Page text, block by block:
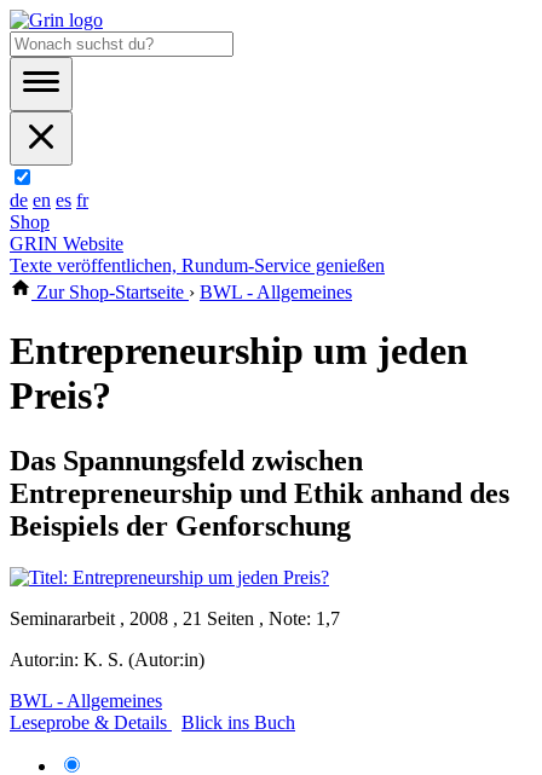
de en es fr
Shop
GRIN Website
Texte veröffentlichen, Rundum-Service genießen
Zur Shop-Startseite › BWL - Allgemeines
Entrepreneurship um jeden
Preis?
Das Spannungsfeld zwischen
Entrepreneurship und Ethik anhand des
Beispiels der Genforschung
Seminararbeit , 2008 , 21 Seiten , Note: 1,7
Autor:in: K. S. (Autor:in)
BWL - Allgemeines
Leseprobe & Details
Blick ins Buch